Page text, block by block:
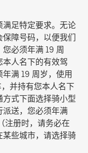
足特定要求。无论
障号码，以便我们
必须年满 19 周
人名下的有效驾
满 19 周岁，使用
并持有您本人名下
方式下面选择骑小型
派送，您必须年满
注册时，请务必在
某些城市，请选择骑